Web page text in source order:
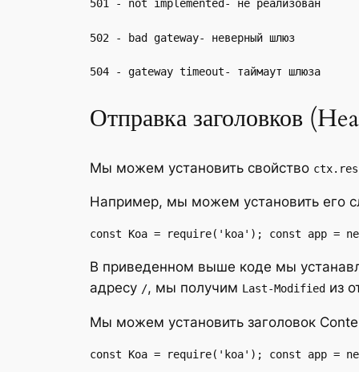
501 - not implemented- не реализован
502 - bad gateway- неверный шлюз
504 - gateway timeout- таймаут шлюза
Отправка заголовков
Мы можем установить свойство
Например, мы можем установить его
const Koa = require('koa'); const app =
В приведенном выше коде мы
адресу /, мы получим Last-Modified из
Мы можем установить заголовок
const Koa = require('koa'); const app